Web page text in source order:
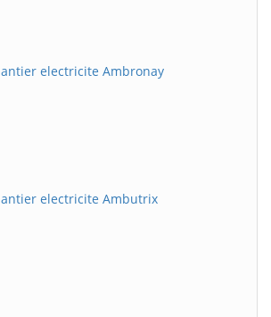
electricite Ambronay
electricite Ambutrix